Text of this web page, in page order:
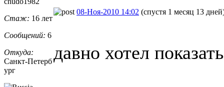
Стаж: 16 лет
Сообщений: 6
Откуда:
Санкт-Петерб
ург
08-Ноя-2010 14:02 (спустя 1 месяц 13
давно хотел